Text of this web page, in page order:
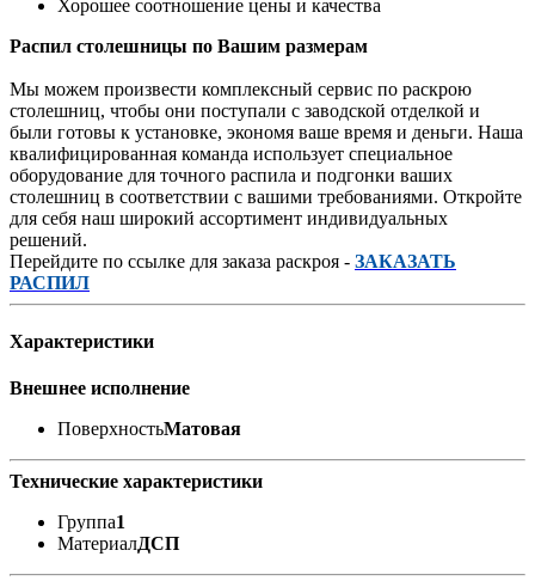
Хорошее соотношение цены и качества
Распил столешницы по Вашим размерам
Мы можем произвести комплексный сервис по раскрою
столешниц, чтобы они поступали с заводской отделкой и
были готовы к установке, экономя ваше время и деньги. Наша
квалифицированная команда использует специальное
оборудование для точного распила и подгонки ваших
столешниц в соответствии с вашими требованиями. Откройте
для себя наш широкий ассортимент индивидуальных
решений.
Перейдите по ссылке для заказа раскроя - ЗАКАЗАТЬ
РАСПИЛ
Характеристики
Внешнее исполнение
ПоверхностьМатовая
Технические характеристики
Группа1
МатериалДСП